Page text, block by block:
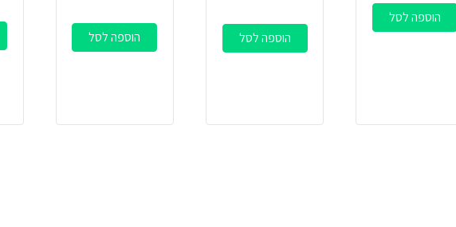
הוספה לסל
הוספה לסל הוספה לסל